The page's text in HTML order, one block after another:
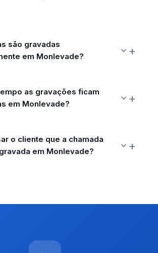
são gravadas
em Monlevade?
as gravações ficam
em Monlevade?
o cliente que a chamada
em Monlevade?